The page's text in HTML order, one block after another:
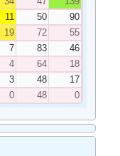
11 50
90
19 72
55
7 83
46
4 64
18
3 48
17
0 48 0